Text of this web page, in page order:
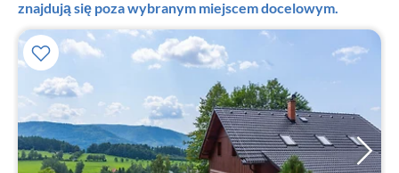
znajdują się poza wybranym miejscem docelowym.